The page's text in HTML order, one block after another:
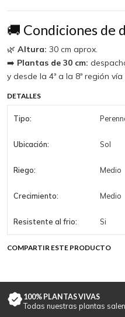
🚚 Condiciones de
🌿 Altura: 30 cm aprox.
➡️ Plantas de 30 cm:
y desde la 4ª a la 8ª región vía
DETALLES
Tipo:
Ubicación: Sol
Riego: Medio
Crecimiento: Medio
Resistente al frio: Si
COMPARTIR ESTE PRODUCTO
100% PLANTAS VIVAS
Todas nuestras plantas